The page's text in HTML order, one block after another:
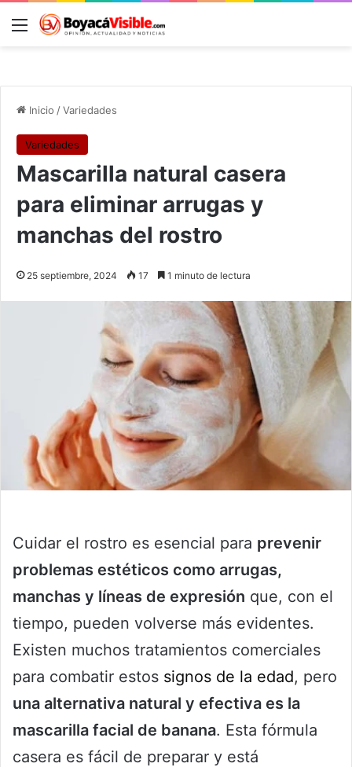
Menú
Inicio /Variedades
Variedades
Mascarilla natural casera
para eliminar arrugas y
manchas del rostro
25 septiembre, 2024 17 1 minuto de lectura
Cuidar el rostro es esencial para prevenir
problemas estéticos como arrugas,
manchas y líneas de expresión que, con el
tiempo, pueden volverse más evidentes.
Existen muchos tratamientos comerciales
para combatir estos signos de la edad, pero
una alternativa natural y efectiva es la
mascarilla facial de banana. Esta fórmula
casera es fácil de preparar y está